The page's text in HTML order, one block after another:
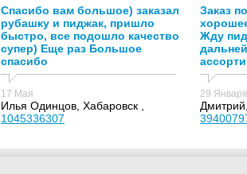
Спасибо вам большое) заказал
рубашку и пиджак, пришло
быстро, все подошло качество
супер) Еще раз Большое
спасибо
17 Мая
Илья Одинцов, Хабаровск ,
1045336307
Заказ
Жду
29 Января
Дмитрий,